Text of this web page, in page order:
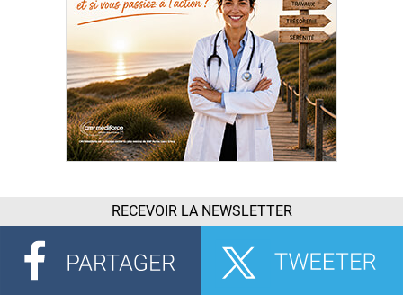
RECEVOIR LA NEWSLETTER